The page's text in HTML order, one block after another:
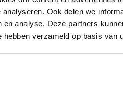
Ook delen we
en analyse. Deze partners
hebben verzameld op basis van
zijn dat het
te laten berekenen!
is dan 2,25 meter, valt de
Dan dient u even
en voor niets. Wij kunnen ook
op beschreven staat! Kortom,